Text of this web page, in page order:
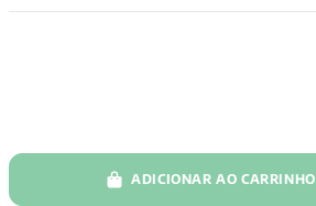
ADICIONAR AO CARRINHO